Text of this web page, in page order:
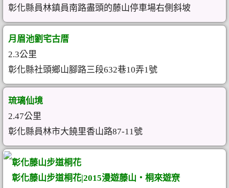
彰化縣員林鎮員南路盡頭的藤山停車場右側斜坡
月眉池劉宅古厝
2.3公里
彰化縣社頭鄉山腳路三段632巷10弄1號
琉璃仙境
2.47公里
彰化縣員林市大饒里香山路87-11號
彰化藤山步道桐花
彰化藤山步道桐花|2015漫遊藤山‧桐來遊尞